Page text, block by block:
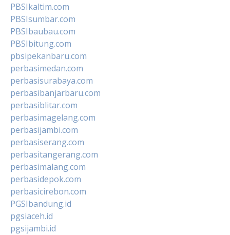
PBSIkaltim.com
PBSIsumbar.com
PBSIbaubau.com
PBSIbitung.com
pbsipekanbaru.com
perbasimedan.com
perbasisurabaya.com
perbasibanjarbaru.com
perbasiblitar.com
perbasimagelang.com
perbasijambi.com
perbasiserang.com
perbasitangerang.com
perbasimalang.com
perbasidepok.com
perbasicirebon.com
PGSIbandung.id
pgsiaceh.id
pgsijambi.id